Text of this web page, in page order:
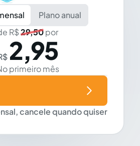
Plano anual
R$29,50por
2,95
primeiro mês
cancele quando quiser